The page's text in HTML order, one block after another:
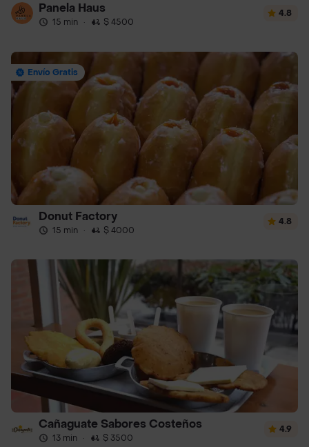
Panela Haus
15 min · $ 4500
4.8
Envío Gratis
Donut Factory
15 min · $ 4000
4.8
Cañaguate Sabores Costeños
13 min · $ 3500
4.9